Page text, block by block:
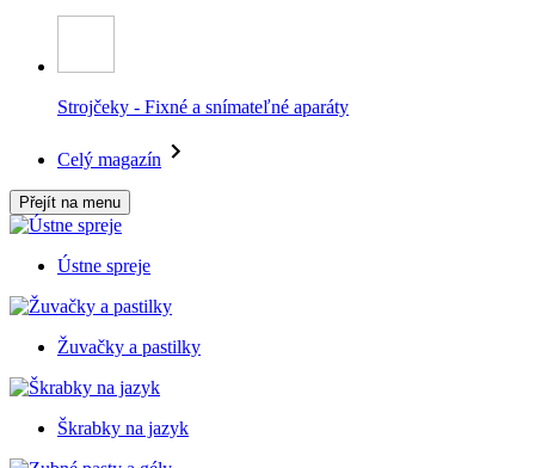
Strojčeky - Fixné a snímateľné aparáty
Celý magazín
Přejít na menu
Ústne spreje
Žuvačky a pastilky
Škrabky na jazyk